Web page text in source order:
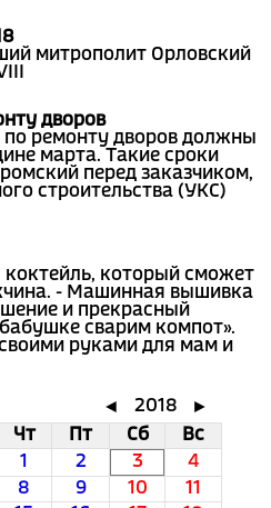
митрополит Орловский
дворов
ремонту дворов должны
марта. Такие сроки
перед заказчиком,
строительства (УКС)
который сможет
- Машинная вышивка
и прекрасный
сварим компот».
руками для мам и
◄ 2018
►
Чт Пт Сб
Вс
1
2 3
4
8 9 10
11